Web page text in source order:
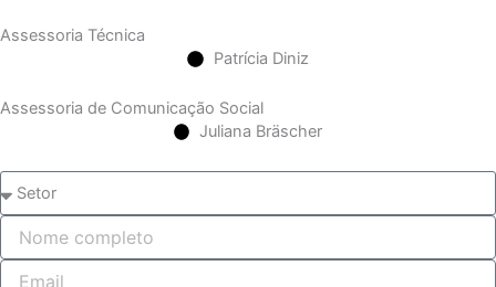
Assessoria Técnica
Patrícia Diniz
Assessoria de Comunicação Social
Juliana Bräscher
S
e
t
r
N
mE